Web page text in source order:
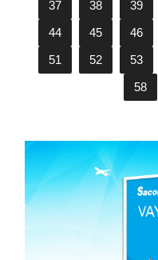
37
38 39
44
45 46
51
52 53
58